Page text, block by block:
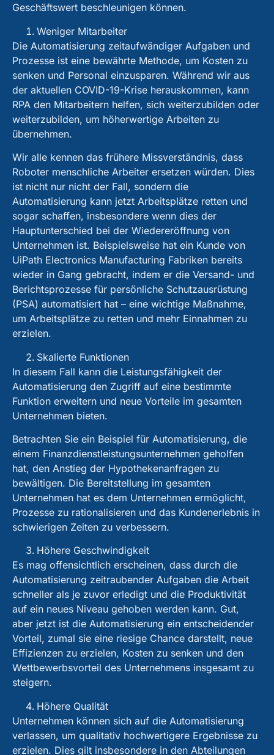
Geschäftswert beschleunigen können.
Weniger Mitarbeiter
Die Automatisierung zeitaufwändiger Aufgaben und
Prozesse ist eine bewährte Methode, um Kosten zu
senken und Personal einzusparen. Während wir aus
der aktuellen COVID-19-Krise herauskommen, kann
RPA den Mitarbeitern helfen, sich weiterzubilden oder
weiterzubilden, um höherwertige Arbeiten zu
übernehmen.
Wir alle kennen das frühere Missverständnis, dass
Roboter menschliche Arbeiter ersetzen würden. Dies
ist nicht nur nicht der Fall, sondern die
Automatisierung kann jetzt Arbeitsplätze retten und
sogar schaffen, insbesondere wenn dies der
Hauptunterschied bei der Wiedereröffnung von
Unternehmen ist. Beispielsweise hat ein Kunde von
UiPath Electronics Manufacturing Fabriken bereits
wieder in Gang gebracht, indem er die Versand- und
Berichtsprozesse für persönliche Schutzausrüstung
(PSA) automatisiert hat – eine wichtige Maßnahme,
um Arbeitsplätze zu retten und mehr Einnahmen zu
erzielen.
Skalierte Funktionen
In diesem Fall kann die Leistungsfähigkeit der
Automatisierung den Zugriff auf eine bestimmte
Funktion erweitern und neue Vorteile im gesamten
Unternehmen bieten.
Betrachten Sie ein Beispiel für Automatisierung, die
einem Finanzdienstleistungsunternehmen geholfen
hat, den Anstieg der Hypothekenanfragen zu
bewältigen. Die Bereitstellung im gesamten
Unternehmen hat es dem Unternehmen ermöglicht,
Prozesse zu rationalisieren und das Kundenerlebnis in
schwierigen Zeiten zu verbessern.
Höhere Geschwindigkeit
Es mag offensichtlich erscheinen, dass durch die
Automatisierung zeitraubender Aufgaben die Arbeit
schneller als je zuvor erledigt und die Produktivität
auf ein neues Niveau gehoben werden kann. Gut,
aber jetzt ist die Automatisierung ein entscheidender
Vorteil, zumal sie eine riesige Chance darstellt, neue
Effizienzen zu erzielen, Kosten zu senken und den
Wettbewerbsvorteil des Unternehmens insgesamt zu
steigern.
Höhere Qualität
Unternehmen können sich auf die Automatisierung
verlassen, um qualitativ hochwertigere Ergebnisse zu
erzielen. Dies gilt insbesondere in den Abteilungen